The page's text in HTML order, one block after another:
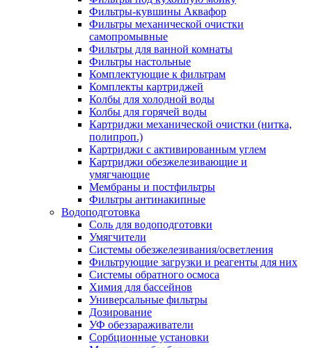
Фильтры-кувшины Аквафор
Фильтры механической очистки
самопромывные
Фильтры для ванной комнаты
Фильтры настольные
Комплектующие к фильтрам
Комплекты картриджей
Колбы для холодной воды
Колбы для горячей воды
Картриджи механической очистки (нитка,
полипроп.)
Картриджи с активированным углем
Картриджи обезжелезивающие и
умягчающие
Мембраны и постфильтры
Фильтры антинакипные
Водоподготовка
Соль для водоподготовки
Умягчители
Системы обезжелезивания/осветления
Фильтрующие загрузки и реагенты для них
Системы обратного осмоса
Химия для бассейнов
Универсальные фильтры
Дозирование
УФ обеззараживатели
Сорбционные установки